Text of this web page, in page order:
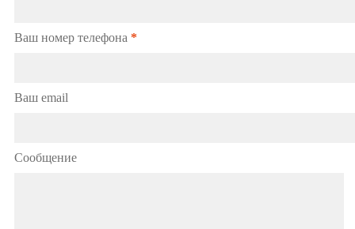
Ваш номер телефона *
Ваш email
Сообщение